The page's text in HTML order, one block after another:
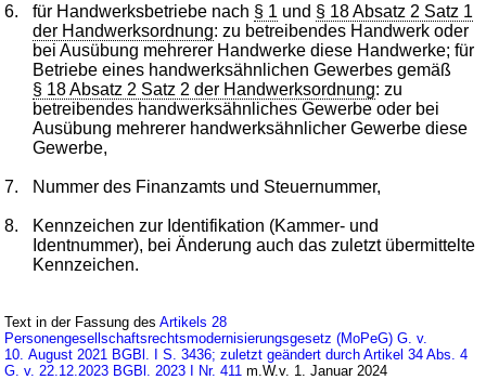
6. für Handwerksbetriebe nach § 1 und § 18 Absatz 2 Satz 1
der Handwerksordnung: zu betreibendes Handwerk oder
bei Ausübung mehrerer Handwerke diese Handwerke; für
Betriebe eines handwerksähnlichen Gewerbes gemäß
§ 18 Absatz 2 Satz 2 der Handwerksordnung: zu
betreibendes handwerksähnliches Gewerbe oder bei
Ausübung mehrerer handwerksähnlicher Gewerbe diese
Gewerbe,
7. Nummer des Finanzamts und Steuernummer,
8.
Kennzeichen zur Identifikation (Kammer- und
Identnummer), bei Änderung auch das zuletzt übermittelte
Kennzeichen.
Text in der Fassung desArtikels 28
Personengesellschaftsrechtsmodernisierungsgesetz (MoPeG) G. v.
10. August 2021 BGBl. I S. 3436; zuletzt geändert durch Artikel 34 Abs. 4
G. v. 22.12.2023 BGBl. 2023 I Nr. 411 m.W.v. 1. Januar 2024